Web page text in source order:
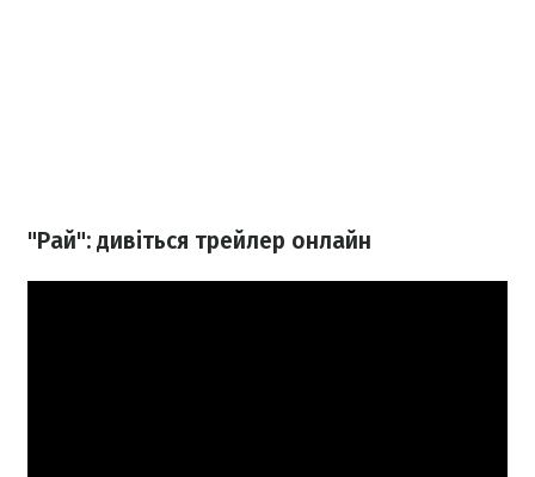
"Рай": дивіться трейлер онлайн